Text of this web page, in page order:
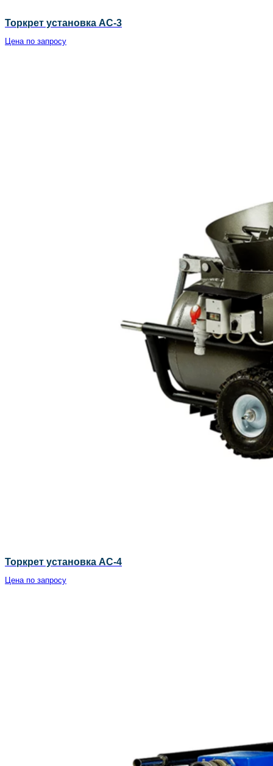
Торкрет установка АС-3
Цена по запросу
Торкрет установка АС-4
Цена по запросу